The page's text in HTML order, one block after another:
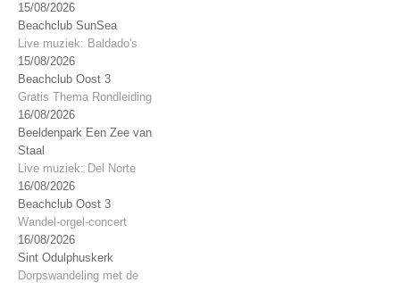
15/08/2026
Beachclub SunSea
Live muziek: Baldado's
15/08/2026
Beachclub Oost 3
Gratis Thema Rondleiding
16/08/2026
Beeldenpark Een Zee van
Staal
Live muziek: Del Norte
16/08/2026
Beachclub Oost 3
Wandel-orgel-concert
16/08/2026
Sint Odulphuskerk
Dorpswandeling met de